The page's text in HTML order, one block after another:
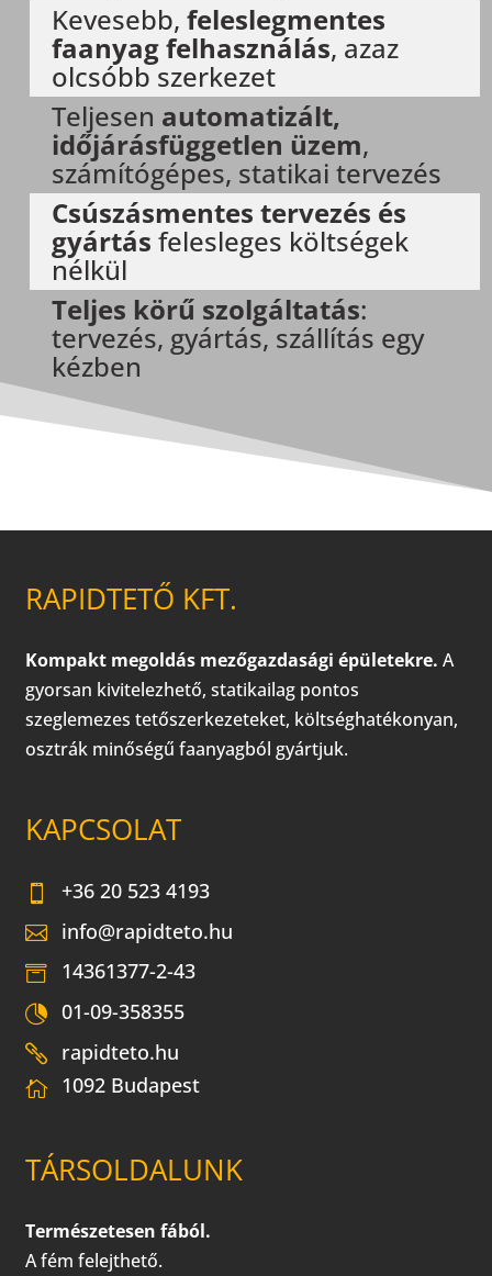
Kevesebb,feleslegmentes
faanyag felhasználás, azaz
olcsóbb szerkezet
Teljesen automatizált,
időjárásfüggetlen üzem,
számítógépes, statikai tervezés
Csúszásmentes tervezés és
gyártás felesleges költségek
nélkül
Teljes körű szolgáltatás:
tervezés, gyártás, szállítás egy
kézben
RAPIDTETŐ KFT.
Kompakt megoldás mezőgazdasági épületekre. A
gyorsan kivitelezhető, statikailag pontos
szeglemezes tetőszerkezeteket, költséghatékonyan,
osztrák minőségű faanyagból gyártjuk.
KAPCSOLAT
+36 20 523 4193
info@rapidteto.hu
14361377-2-43
01-09-358355
rapidteto.hu
1092 Budapest
TÁRSOLDALUNK
Természetesen fából.
A fém felejthető.